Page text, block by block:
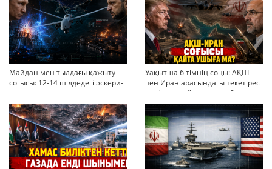
Майдан мен тылдағы қажыту
соғысы: 12-14 шілдедегі әскери-
Уақытша бітімнің соңы: АҚШ
пен Иран арасындағы текетірес
неліктен қайта ушықты?